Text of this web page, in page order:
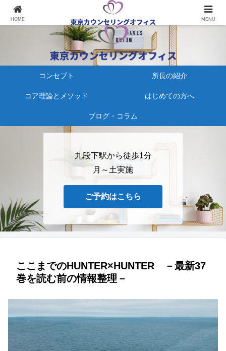
心療内科にかかる、その前に
コンセプト 所長の紹介
コア理論とメソッド はじめての方へ
ブログ・コラム
九段下駅から徒歩1分
月～土実施
ご予約はこちら
ここまでのHUNTER×HUNTER －最新37
巻を読む前の情報整理－
HOME MENU